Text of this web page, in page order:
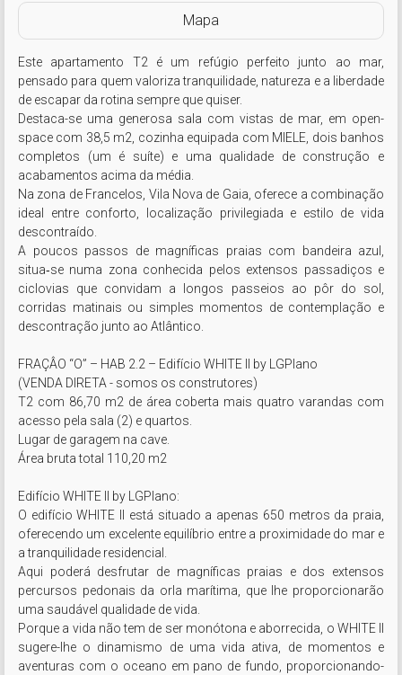
Mapa
Este apartamento T2 é um refúgio perfeito junto ao mar,
pensado para quem valoriza tranquilidade, natureza e a liberdade
de escapar da rotina sempre que quiser.
Destaca-se uma generosa sala com vistas de mar, em open-
space com 38,5 m2, cozinha equipada com MIELE, dois banhos
completos (um é suíte) e uma qualidade de construção e
acabamentos acima da média.
Na zona de Francelos, Vila Nova de Gaia, oferece a combinação
ideal entre conforto, localização privilegiada e estilo de vida
descontraído.
A poucos passos de magníficas praias com bandeira azul,
situa‑se numa zona conhecida pelos extensos passadiços e
ciclovias que convidam a longos passeios ao pôr do sol,
corridas matinais ou simples momentos de contemplação e
descontração junto ao Atlântico.
FRAÇÂO “O” – HAB 2.2 – Edifício WHITE II by LGPlano
(VENDA DIRETA - somos os construtores)
T2 com 86,70 m2 de área coberta mais quatro varandas com
acesso pela sala (2) e quartos.
Lugar de garagem na cave.
Área bruta total 110,20 m2
Edifício WHITE II by LGPlano:
O edifício WHITE II está situado a apenas 650 metros da praia,
oferecendo um excelente equilíbrio entre a proximidade do mar e
a tranquilidade residencial.
Aqui poderá desfrutar de magníficas praias e dos extensos
percursos pedonais da orla marítima, que lhe proporcionarão
uma saudável qualidade de vida.
Porque a vida não tem de ser monótona e aborrecida, o WHITE II
sugere-lhe o dinamismo de uma vida ativa, de momentos e
aventuras com o oceano em pano de fundo, proporcionando-